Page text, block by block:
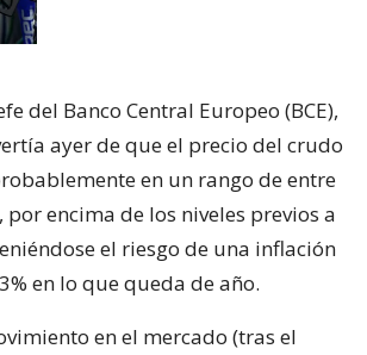
del Banco Central Europeo (BCE),
ayer de que el precio del crudo
en un rango de entre
por encima de los niveles previos a
el riesgo de una inflación
en lo que queda de año.
en el mercado (tras el